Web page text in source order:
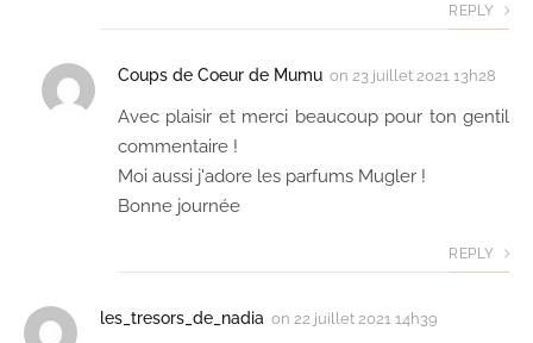
REPLY
Coups de Coeur de Mumu on 23 juillet 2021 13h28
Avec plaisir et merci beaucoup pour ton gentil
commentaire !
Moi aussi j'adore les parfums Mugler !
Bonne journée
REPLY
les_tresors_de_nadia on 22 juillet 2021 14h39